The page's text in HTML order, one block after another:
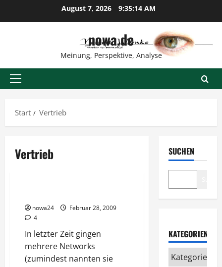
August 7, 2026 9:35:14 AM
nowa.de
Meinung, Perspektive, Analyse
Primäres
Start
Vertrieb
Vertrieb
nowa24
Februar 28, 2009
4
In letzter Zeit gingen
mehrere Networks
(zumindest nannten sie
SUCHEN
KATEGORIEN